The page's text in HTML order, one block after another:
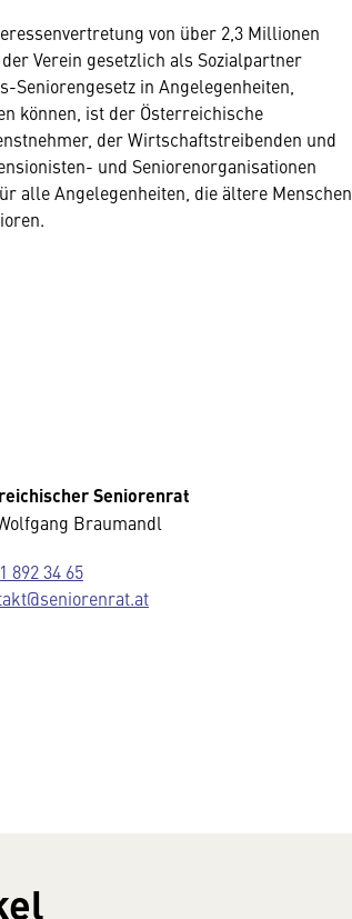
von über 2,3 Millionen
Verein gesetzlich als Sozialpartner
in Angelegenheiten,
können, ist der Österreichische
der Wirtschaftstreibenden und
und Seniorenorganisationen
alle Angelegenheiten, die ältere Menschen
Seniorenrat
Braumandl
892 34 65